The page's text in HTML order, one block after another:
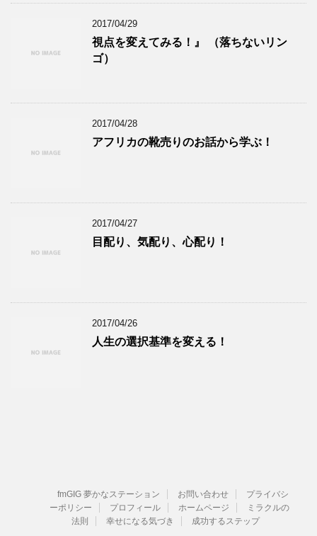
2017/04/29
視点を変えてみる！』 （落ちないリン
ゴ）
2017/04/28
アフリカの靴売りのお話から学ぶ！
2017/04/27
目配り、気配り、心配り！
2017/04/26
人生の選択基準を変える！
fmGIG 夢かなステーション お問い合わせ
プライバシ
ーポリシー
プロフィール ホームページ
ミラクルの
法則
幸せになる気づき 成功するステップ